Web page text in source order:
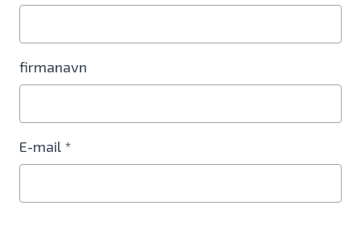
firmanavn
E-mail *